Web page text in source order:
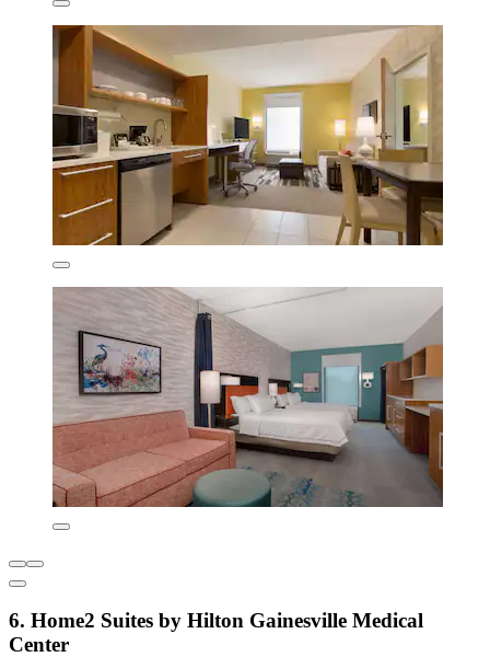
6. Home2 Suites by Hilton Gainesville Medical
Center